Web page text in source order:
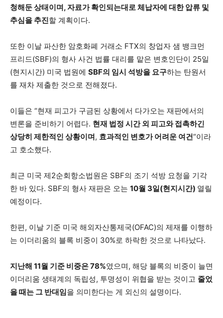
청해둔 상태이며, 자료가 확인되는대로 체납자에 대한 압류 및
추심을 추진할 계획이다.
또한 이날 파산한 암호화폐 거래소 FTX의 창업자 샘 뱅크먼
프리드(SBF)의 형사 사건 법률 대리를 맡은 변호인단이 25일
(현지시간) 미국 법원에 SBF의 임시 석방을 요구하는 탄원서
를 재차 제출한 것으로 전해졌다.
이들은 “현재 피고가 구금된 상황에서 다가오는 재판에서의
변론을 준비하기 어렵다. 현재 법정 시간 외 피고와 접촉하긴
상당히 제한적인 상황이며, 효과적인 변호가 어려운 여건“이라
고 호소했다.
최근 미국 제2순회항소법원은 SBF의 조기 석방 요청을 기각
한 바 있다. SBF의 형사 재판은 오는 10월 3일(현지시간) 열릴
예정이다.
한편, 이날 기준 미국 해외자산통제국(OFAC)의 제재를 이행하
는 이더리움의 블록 비중이 30%로 하락한 것으로 나타났다.
지난해 11월 기준 비중은 78%였으며, 해당 블록의 비중이 늘면
이더리움 생태계의 독립성, 투명성이 위협을 받는 것이고 줄었
을 때는 그 반대임을 의미한다는 게 외신의 설명이다.